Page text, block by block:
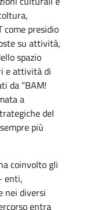
presidio
su attività,
spazio
e attività di
da “BAM!
a
del
più
coinvolto gli
enti,
nei diversi
entra